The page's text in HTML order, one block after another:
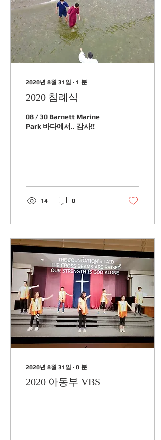
2020년 8월 31일 ∙ 1 분
2020 침례식
08 / 30 Barnett Marine
Park 바다에서.. 감사!!
14 0
2020년 8월 31일 ∙ 0 분
2020 아동부 VBS